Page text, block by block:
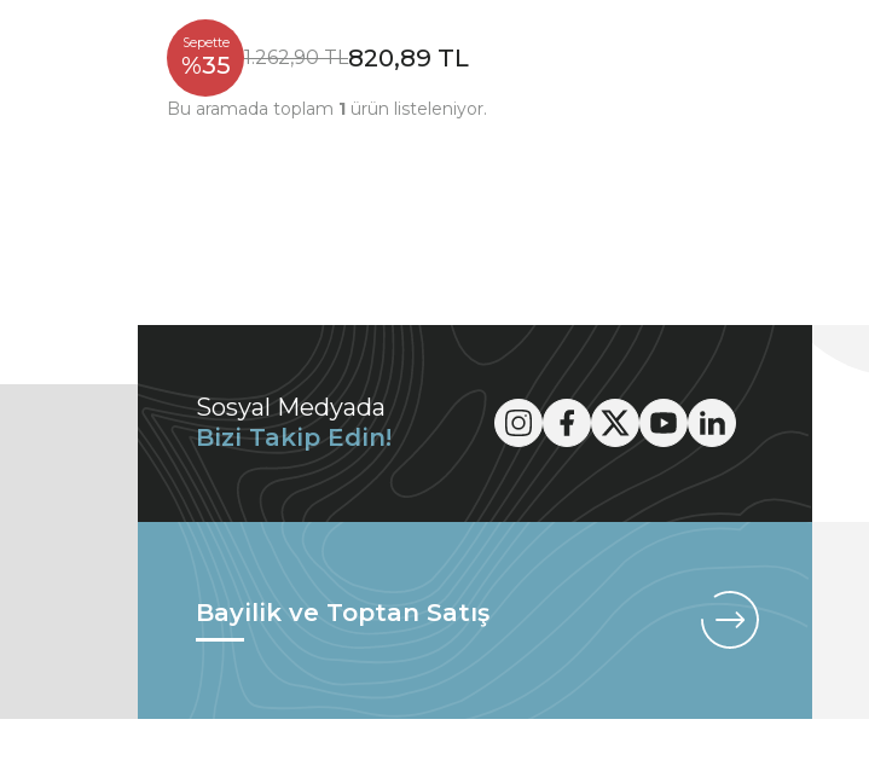
Sepette
%35 1.262,90 TL820,89 TL
Bu aramada toplam 1 ürün listeleniyor.
Sosyal Medyada
Bizi Takip Edin!
Bayilik ve Toptan Satış